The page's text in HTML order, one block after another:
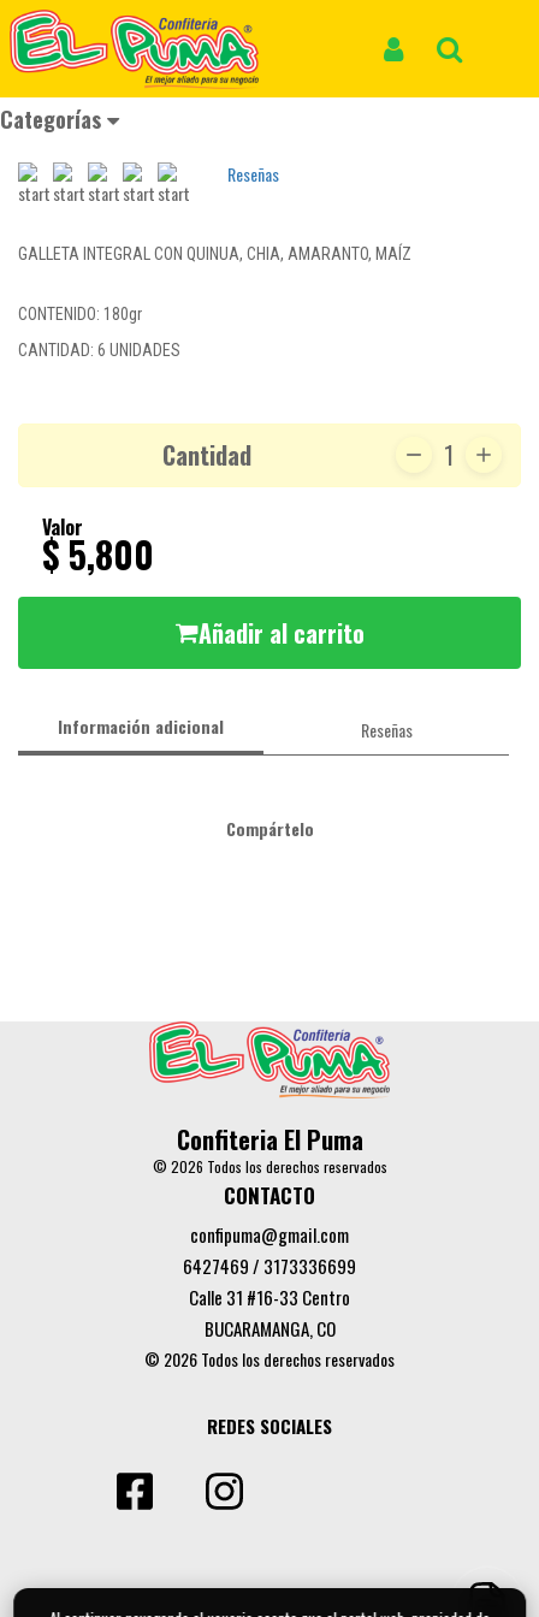
Categorías
Inicio Productos GALLETA GRANOS ANCESTRALES *6und *180gr
GALLETA GRANOS ANCESTRALES *6und
*180gr
REF: SALUDABLE 044
Reseñas
GALLETA INTEGRAL CON QUINUA, CHIA, AMARANTO, MAÍZ
CONTENIDO: 180gr
CANTIDAD: 6 UNIDADES
Cantidad 1
Valor
$ 5,800
Añadir al carrito
Información adicional Reseñas
Compártelo
Confiteria El Puma
© 2026 Todos los derechos reservados
CONTACTO
confipuma@gmail.com
6427469 / 3173336699
Calle 31 #16-33 Centro
BUCARAMANGA, CO
© 2026 Todos los derechos reservados
REDES SOCIALES